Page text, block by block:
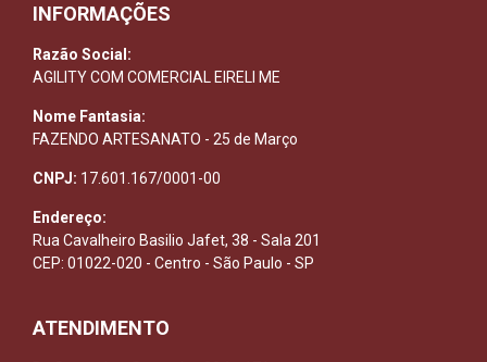
INFORMAÇÕES
Razão Social:
AGILITY COM COMERCIAL EIRELI ME
Nome Fantasia:
FAZENDO ARTESANATO - 25 de Março
CNPJ: 17.601.167/0001-00
Endereço:
Rua Cavalheiro Basilio Jafet, 38 - Sala 201
CEP: 01022-020 - Centro - São Paulo - SP
ATENDIMENTO